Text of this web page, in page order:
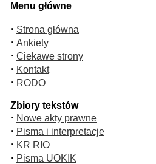
Menu główne
· Strona główna
· Ankiety
· Ciekawe strony
· Kontakt
· RODO
Zbiory tekstów
· Nowe akty prawne
· Pisma i interpretacje
· KR RIO
· Pisma UOKIK